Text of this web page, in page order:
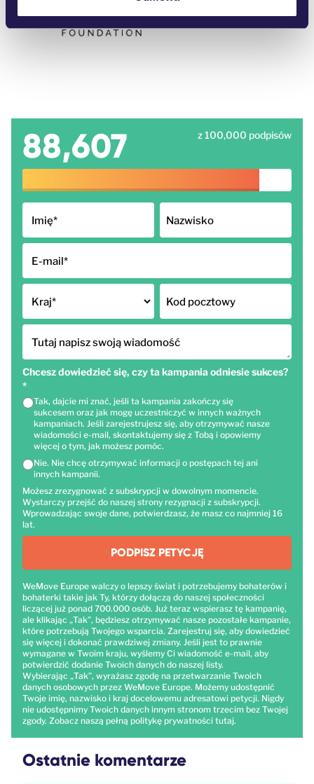
88,607 z 100,000 podpisów
Imię* Nazwisko
E-mail*
Kraj* Kod pocztowy
Tutaj napisz swoją wiadomość
Chcesz dowiedzieć się, czy ta kampania odniesie sukces?
*
Tak, dajcie mi znać, jeśli ta kampania zakończy się
sukcesem oraz jak mogę uczestniczyć w innych ważnych
kampaniach. Jeśli zarejestrujesz się, aby otrzymywać nasze
wiadomości e-mail, skontaktujemy się z Tobą i opowiemy
więcej o tym, jak możesz pomóc.
Nie. Nie chcę otrzymywać informacji o postępach tej ani
innych kampanii.
Możesz zrezygnować z subskrypcji w dowolnym momencie.
Wystarczy przejść do naszej strony rezygnacji z subskrypcji.
Wprowadzając swoje dane, potwierdzasz, że masz co najmniej 16
lat.
PODPISZ PETYCJĘ
WeMove Europe walczy o lepszy świat i potrzebujemy bohaterów i
bohaterki takie jak Ty, którzy dołączą do naszej społeczności
liczącej już ponad 700.000 osób. Już teraz wspierasz tę kampanię,
ale klikając „Tak”, będziesz otrzymywać nasze pozostałe kampanie,
które potrzebują Twojego wsparcia. Zarejestruj się, aby dowiedzieć
się więcej i dokonać prawdziwej zmiany. Jeśli jest to prawnie
wymagane w Twoim kraju, wyślemy Ci wiadomość e-mail, aby
potwierdzić dodanie Twoich danych do naszej listy.
Wybierając „Tak”, wyrażasz zgodę na przetwarzanie Twoich
danych osobowych przez WeMove Europe. Możemy udostępnić
Twoje imię, nazwisko i kraj docelowemu adresatowi petycji. Nigdy
nie udostępnimy Twoich danych innym stronom trzecim bez Twojej
zgody. Zobacz naszą pełną politykę prywatności tutaj.
Ostatnie komentarze